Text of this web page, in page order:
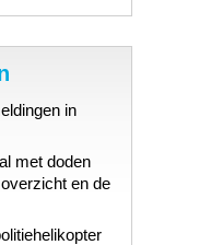
in
met doden
en de